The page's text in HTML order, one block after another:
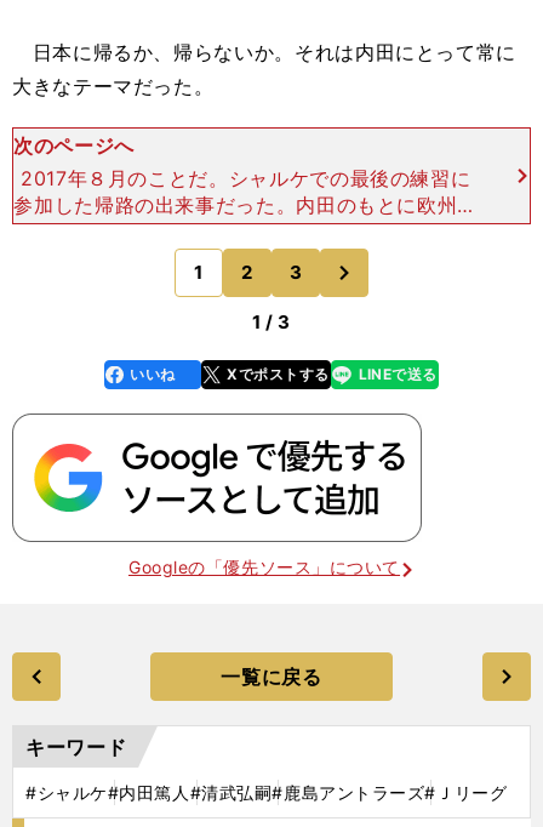
日本に帰るか、帰らないか。それは内田にとって常に
大きなテーマだった。
次のページへ
2017年８月のことだ。シャルケでの最後の練習に
参加した帰路の出来事だった。内田のもとに欧州の
あるチームとの交渉が決裂したとの連絡が入った。
この時点では「最後の砦」と思っていたチームとの
破談だった。
1 2 3
1 / 3
faceboo
k
いいね Xでポストする
line LINEで送る
Googleの「優先ソース」について
一覧に戻る
キーワード
#シャルケ#内田篤人 #清武弘嗣#鹿島アントラーズ#Ｊリーグ